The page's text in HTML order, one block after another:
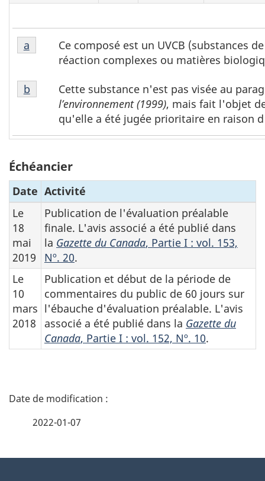
Note
de
de
page
Ce composé est un UVCB (substances
réaction complexes ou matières
Retour à la référence de la note de bas de page
a
Note
de
page
b
Cette substance n'est pas visée au
l’environnement(1999), mais fait l'objet
qu'elle a été jugée prioritaire en raison
Retour à la référence de la note de bas de page
b
Échéancier
Date Activité
Le
18
mai
2019
Publication de l'évaluation préalable
finale. L'avis associé a été publié dans
la Gazette du Canada, Partie I : vol. 153,
Nº. 20.
Le
10
mars
2018
Publication et début de la période de
commentaires du public de 60 jours sur
l'ébauche d'évaluation préalable. L'avis
associé a été publié dans la Gazette du
Canada, Partie I : vol. 152, Nº. 10.
D
2022-01-07